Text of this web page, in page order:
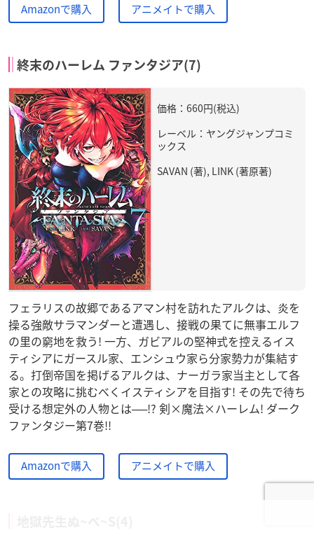
Amazonで購入 アニメイトで購入
終末のハーレム ファンタジア(7)
価格：660円(税込)
レーベル：ヤングジャンプコミ
ックス
SAVAN (著), LINK (著原著)
フェラリスの故郷であるアマン村を訪れたアルクは、炎を
操る強敵サラマンダーと遭遇し、接戦の果てに無事エルフ
の里の窮地を救う! 一方、ガビアルの堅神式を控えるイス
ティシアにガースル家、エンシュウ家ら分家勢力が集結す
る。打倒帝国を掲げるアルクは、ナーガラ家当主として各
家との攻略に挑むべくイスティシアを目指す! その先で待ち
受ける想定外の人物とは──!? 剣×魔法×ハーレム! ダーク
ファンタジー第7巻!!
Amazonで購入 アニメイトで購入